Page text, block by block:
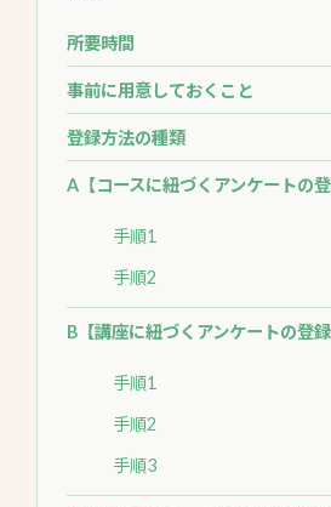
所要時間
事前に用意しておくこと
登録方法の種類
A【コースに紐づくアンケートの登
手順1
手順2
B【講座に紐づくアンケートの登録
手順1
手順2
手順3